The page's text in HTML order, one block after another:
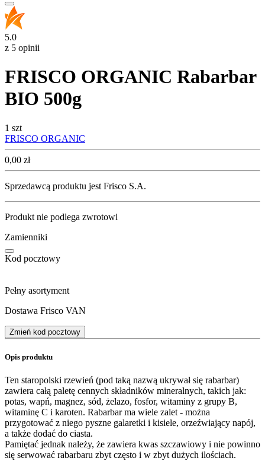
5.0
z 5 opinii
FRISCO ORGANIC Rabarbar
BIO 500g
1 szt
FRISCO ORGANIC
Cena
0,00 zł
Sprzedawcą produktu jest Frisco S.A.
Produkt nie podlega zwrotowi
Zamienniki
Kod pocztowy
Pełny asortyment
Dostawa Frisco VAN
Zmień kod pocztowy
Opis produktu
Ten staropolski rzewień (pod taką nazwą ukrywał się rabarbar)
zawiera całą paletę cennych składników mineralnych, takich jak:
potas, wapń, magnez, sód, żelazo, fosfor, witaminy z grupy B,
witaminę C i karoten. Rabarbar ma wiele zalet - można
przygotować z niego pyszne galaretki i kisiele, orzeźwiający napój,
a także dodać do ciasta.
Pamiętać jednak należy, że zawiera kwas szczawiowy i nie powinno
się serwować rabarbaru zbyt często i w zbyt dużych ilościach.